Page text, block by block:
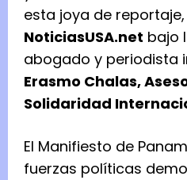
esta joya de
NoticiasUSA.net bajo
abogado y periodista
Erasmo Chalas,
Solidaridad
El Manifiesto de
fuerzas políticas